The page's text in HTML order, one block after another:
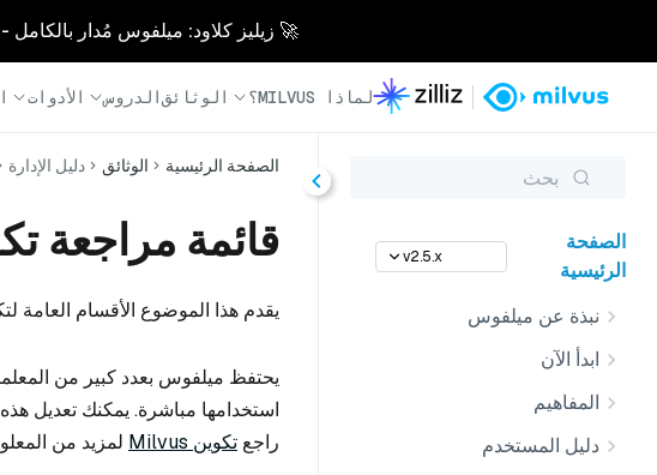
🚀 زيليز كلاود: ميلفوس مُدار بالكامل - أسرع 10 مرات. بدون متاعب. مصممة
لماذا MILVUS؟ الوثائقالدروس الأدوات
بحث
الصفحة
الرئيسية
v2.5.x
نبذة عن ميلفوس
ابدأ الآن
المفاهيم
دليل المستخدم
الصفحة الرئيسية الوثائق دليل الإدارة
قائمة مراجعة
يقدم هذا الموضوع الأقسام العامة
يحتفظ ميلفوس بعدد كبير من
استخدامها مباشرة. يمكنك تعديل
راجع تكوين Milvus لمزيد من